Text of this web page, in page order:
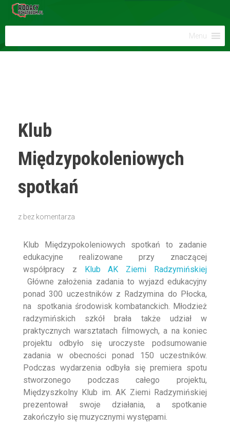
Menu
Klub
Międzypokoleniowych
spotkań
z bez komentarza
Klub Międzypokoleniowych spotkań to zadanie
edukacyjne realizowane przy znaczącej
współpracy z Klub AK Ziemi Radzymińskiej
Główne założenia zadania to wyjazd edukacyjny
ponad 300 uczestników z Radzymina do Płocka,
na spotkania środowisk kombatanckich. Młodzież
radzymińskich szkół brała także udział w
praktycznych warsztatach filmowych, a na koniec
projektu odbyło się uroczyste podsumowanie
zadania w obecności ponad 150 uczestników.
Podczas wydarzenia odbyła się premiera spotu
stworzonego podczas całego projektu,
Międzyszkolny Klub im. AK Ziemi Radzymińskiej
prezentował swoje działania, a spotkanie
zakończyło się muzycznymi występami.